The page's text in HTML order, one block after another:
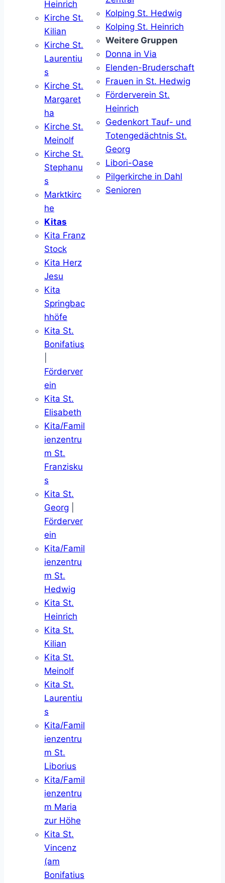
Heinrich
Kirche St.
Kilian
Kirche St.
Laurentiu
s
Kirche St.
Margaret
ha
Kirche St.
Meinolf
Kirche St.
Stephanu
s
Marktkirc
he
Kitas
Kita Franz
Stock
Kita Herz
Jesu
Kita
Springbac
hhöfe
Kita St.
Bonifatius
Förderver
ein
Kita St.
Elisabeth
Kita/Famil
ienzentru
m St.
Franzisku
s
Kita St.
Georg
Förderver
ein
Kita/Famil
ienzentru
m St.
Hedwig
Kita St.
Heinrich
Kita St.
Kilian
Kita St.
Meinolf
Kita St.
Laurentiu
s
Kita/Famil
ienzentru
m St.
Liborius
Kita/Famil
ienzentru
m Maria
zur Höhe
Kita St.
Vincenz
(am
Bonifatius
Kolping St. Hedwig
Kolping St. Heinrich
Weitere Gruppen
Donna in Via
Elenden-Bruderschaft
Frauen in St. Hedwig
Förderverein St.
Heinrich
Gedenkort Tauf- und
Totengedächtnis St.
Georg
Libori-Oase
Pilgerkirche in Dahl
Senioren